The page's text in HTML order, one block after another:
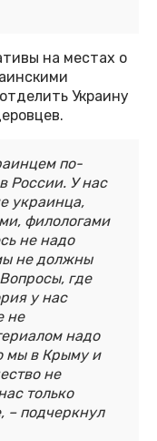
на местах о
Украину
по-
России. У нас
украинца,
филологами
не надо
не должны
где
у нас
не
надо
мы в Крыму и
не
только
– подчеркнул